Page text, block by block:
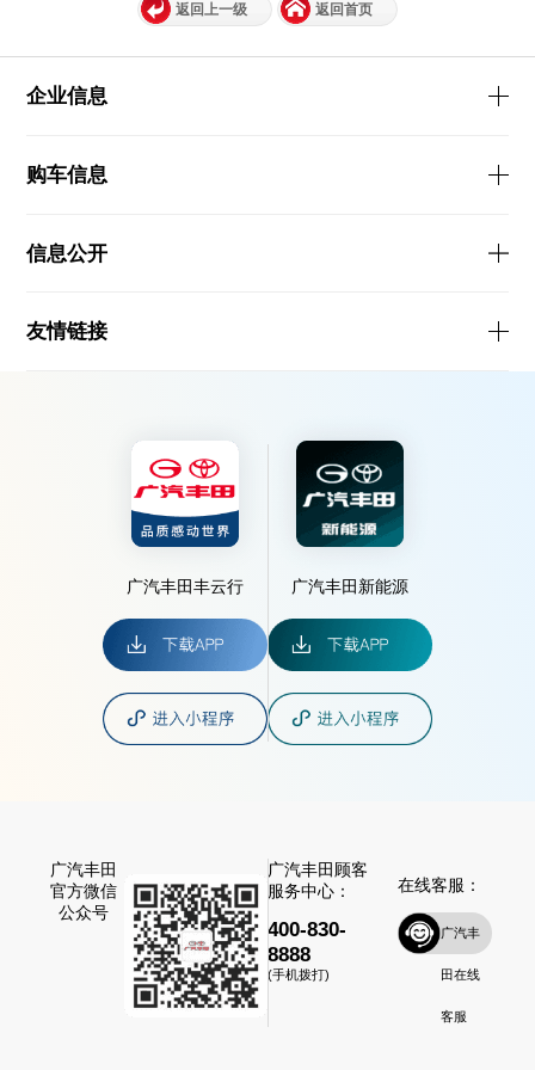
返回上一级 返回首页
企业信息
购车信息
信息公开
友情链接
广汽丰田丰云行 广汽丰田新能源
广汽丰田
官方微信
公众号
广汽丰田顾客
服务中心：
400-830-
8888
(手机拨打)
在线客服：
广汽丰
田在线
客服